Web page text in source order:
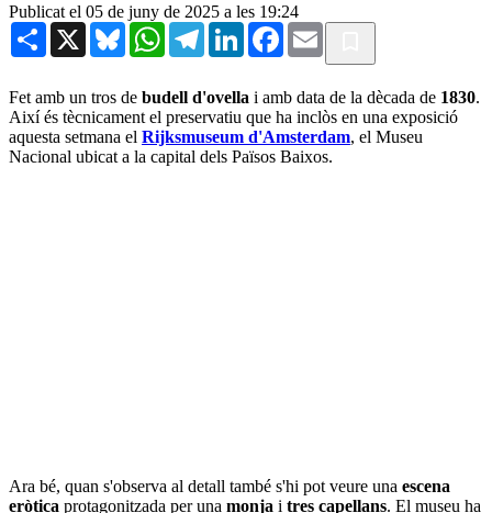
Publicat el 05 de juny de 2025 a les 19:24
Share X BlueskyWhatsAppTelegramLinkedInFacebook
Email
Fet amb un tros de budell d'ovella i amb data de la dècada de 1830.
Així és tècnicament el preservatiu que ha inclòs en una exposició
aquesta setmana el Rijksmuseum d'Amsterdam, el Museu
Nacional ubicat a la capital dels Països Baixos.
Ara bé, quan s'observa al detall també s'hi pot veure una escena
eròtica protagonitzada per una monja i tres capellans. El museu ha